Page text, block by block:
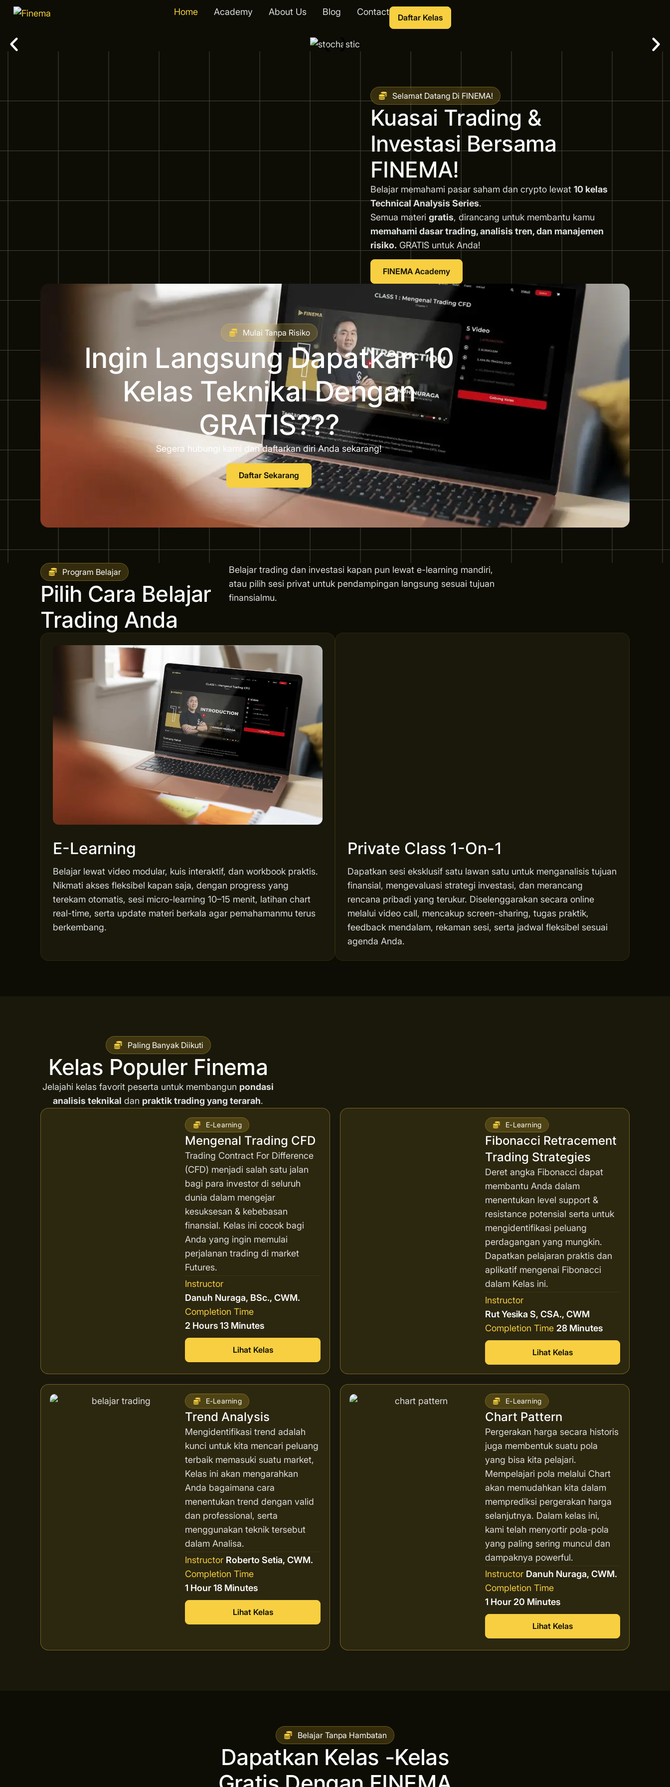
Home Academy About Us Blog Contact
Daftar Kelas
Selamat Datang Di FINEMA!
Kuasai Trading &
Investasi Bersama
FINEMA!
Belajar memahami pasar saham dan crypto lewat 10 kelas
Technical Analysis Series.
Semua materi gratis, dirancang untuk membantu kamu
memahami dasar trading, analisis tren, dan manajemen
risiko. GRATIS untuk Anda!
FINEMA Academy
Mulai Tanpa Risiko
Ingin Langsung Dapatkan 10
Kelas Teknikal Dengan
GRATIS???
Segera hubungi kami dan daftarkan diri Anda sekarang!
Daftar Sekarang
Program Belajar
Pilih Cara Belajar
Trading Anda
Belajar trading dan investasi kapan pun lewat e-learning mandiri,
atau pilih sesi privat untuk pendampingan langsung sesuai tujuan
finansialmu.
E-Learning
Belajar lewat video modular, kuis interaktif, dan workbook praktis.
Nikmati akses fleksibel kapan saja, dengan progress yang
terekam otomatis, sesi micro-learning 10–15 menit, latihan chart
real-time, serta update materi berkala agar pemahamanmu terus
berkembang.
Private Class 1-On-1
Dapatkan sesi eksklusif satu lawan satu untuk menganalisis tujuan
finansial, mengevaluasi strategi investasi, dan merancang
rencana pribadi yang terukur. Diselenggarakan secara online
melalui video call, mencakup screen-sharing, tugas praktik,
feedback mendalam, rekaman sesi, serta jadwal fleksibel sesuai
agenda Anda.
Paling Banyak Diikuti
Kelas Populer Finema
Jelajahi kelas favorit peserta untuk membangun pondasi
analisis teknikal dan praktik trading yang terarah.
E-Learning
Mengenal Trading CFD
Trading Contract For Difference
(CFD) menjadi salah satu jalan
bagi para investor di seluruh
dunia dalam mengejar
kesuksesan & kebebasan
finansial. Kelas ini cocok bagi
Anda yang ingin memulai
perjalanan trading di market
Futures.
Instructor
Danuh Nuraga, BSc., CWM.
Completion Time
2 Hours 13 Minutes
Lihat Kelas
E-Learning
Fibonacci Retracement
Trading Strategies
Deret angka Fibonacci dapat
membantu Anda dalam
menentukan level support &
resistance potensial serta untuk
mengidentifikasi peluang
perdagangan yang mungkin.
Dapatkan pelajaran praktis dan
aplikatif mengenai Fibonacci
dalam Kelas ini.
Instructor
Rut Yesika S, CSA., CWM
Completion Time 28 Minutes
Lihat Kelas
E-Learning
Trend Analysis
Mengidentifikasi trend adalah
kunci untuk kita mencari peluang
terbaik memasuki suatu market,
Kelas ini akan mengarahkan
Anda bagaimana cara
menentukan trend dengan valid
dan professional, serta
menggunakan teknik tersebut
dalam Analisa.
Instructor Roberto Setia, CWM.
Completion Time
1 Hour 18 Minutes
Lihat Kelas
E-Learning
Chart Pattern
Pergerakan harga secara historis
juga membentuk suatu pola
yang bisa kita pelajari.
Mempelajari pola melalui Chart
akan memudahkan kita dalam
memprediksi pergerakan harga
selanjutnya. Dalam kelas ini,
kami telah menyortir pola-pola
yang paling sering muncul dan
dampaknya powerful.
Instructor Danuh Nuraga, CWM.
Completion Time
1 Hour 20 Minutes
Lihat Kelas
Belajar Tanpa Hambatan
Dapatkan Kelas -Kelas